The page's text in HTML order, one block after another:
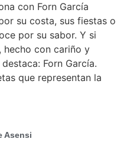
con Forn García
su costa, sus fiestas o
por su sabor. Y si
hecho con cariño y
Forn García.
que representan la
Asensi